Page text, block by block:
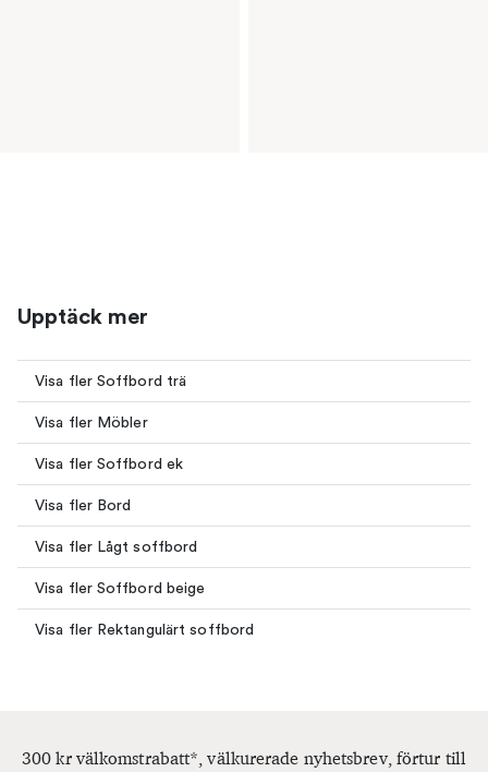
Upptäck mer
Visa fler Soffbord trä
Visa fler Möbler
Visa fler Soffbord ek
Visa fler Bord
Visa fler Lågt soffbord
Visa fler Soffbord beige
Visa fler Rektangulärt soffbord
300 kr välkomstrabatt*, välkurerade nyhetsbrev, förtur till